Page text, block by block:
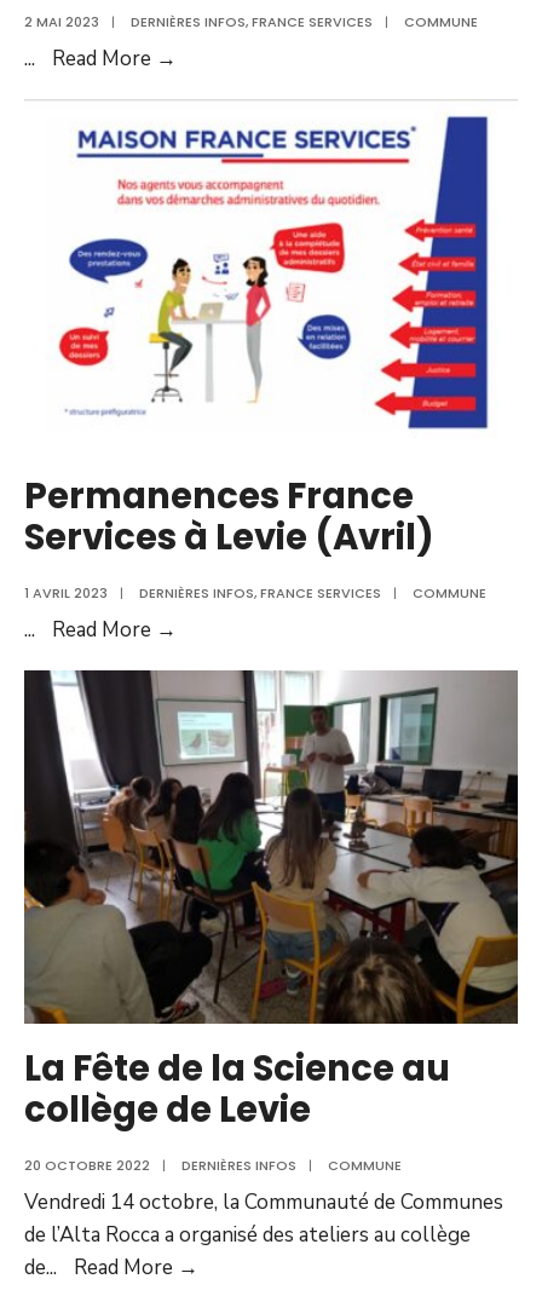
2 MAI 2023 | DERNIÈRES INFOS,FRANCE SERVICES | COMMUNE
... Read More →
Services
à
Levie
Permanences France
Services à Levie (Avril)
1 AVRIL 2023 | DERNIÈRES INFOS,FRANCE SERVICES | COMMUNE
... Read More →
Services
à
Levie
(Avril)
La Fête de la Science au
collège de Levie
20 OCTOBRE 2022 | DERNIÈRES INFOS | COMMUNE
Vendredi 14 octobre, la Communauté de Communes
de l’Alta Rocca a organisé des ateliers au collège
de... Read More →